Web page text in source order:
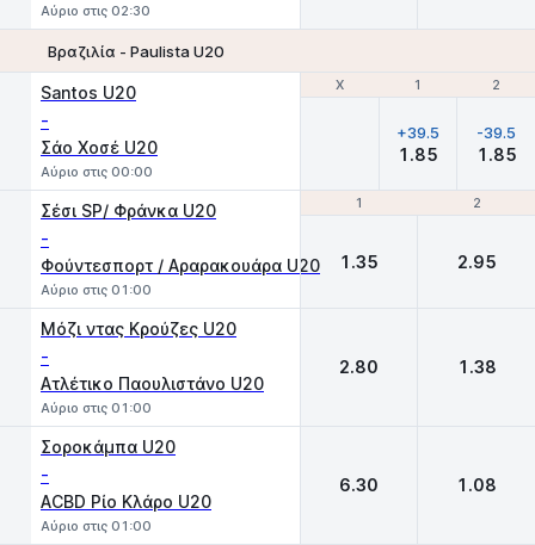
Αύριο στις 02:30
Βραζιλία - Paulista U20
Χ 1 2
Santos U20
-
Σάο Χοσέ U20
Αύριο στις 00:00
Χ 1 2
+39.5
1.85
-39.5
1.85
1 2
Σέσι SP/ Φράνκα U20
-
Φούντεσπορτ / Αραρακουάρα U20
Αύριο στις 01:00
1 2
1.35 2.95
Μόζι ντας Κρούζες U20
-
Ατλέτικο Παουλιστάνο U20
Αύριο στις 01:00
2.80 1.38
Σοροκάμπα U20
-
ACBD Ρίο Κλάρο U20
Αύριο στις 01:00
6.30 1.08